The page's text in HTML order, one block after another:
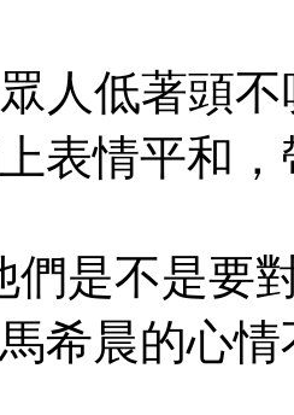
人低著頭不
表情平和
是不是要
希晨的心